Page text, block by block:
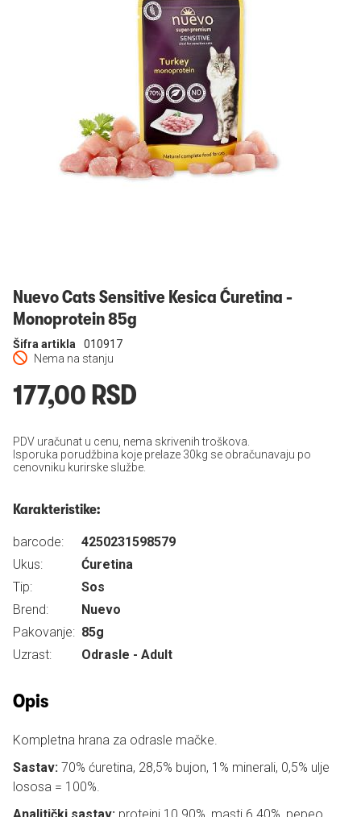
Nuevo Cats Sensitive Kesica Ćuretina -
Monoprotein 85g
Nema na stanju
Šifra artikla 010917
177,00 RSD
PDV uračunat u cenu, nema skrivenih troškova.
Isporuka porudžbina koje prelaze 30kg se obračunavaju po
cenovniku kurirske službe.
Karakteristike:
barcode:
4250231598579
Ukus:
Ćuretina
Tip:
Sos
Brend:
Nuevo
Pakovanje: 85g
Uzrast:
Odrasle - Adult
Opis
Kompletna hrana za odrasle mačke.
Sastav: 70% ćuretina, 28,5% bujon, 1% minerali, 0,5% ulje
lososa = 100%.